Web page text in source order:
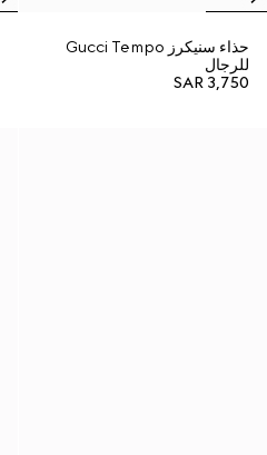
حذاء سنيكرز Gucci Tempo
للرجال
SAR 3,750